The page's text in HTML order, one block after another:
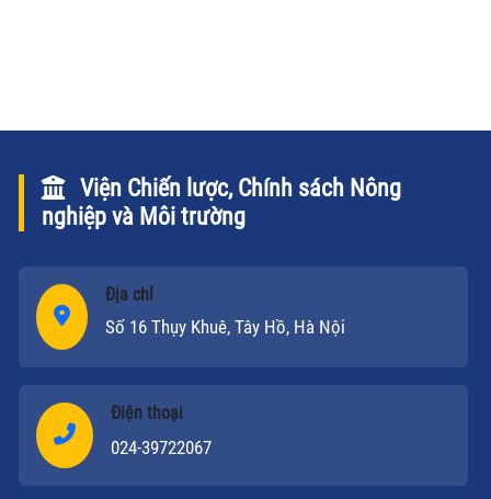
Viện Chiến lược, Chính sách Nông
nghiệp và Môi trường
Địa chỉ
Số 16 Thụy Khuê, Tây Hồ, Hà Nội
Điện thoại
024-39722067